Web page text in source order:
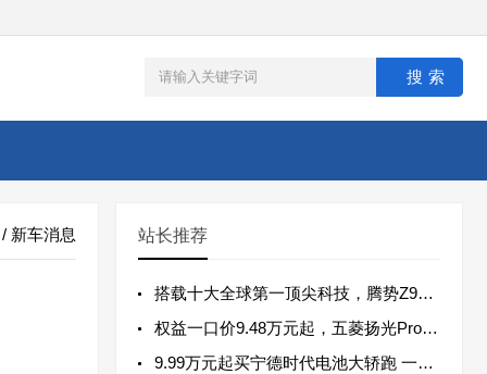
/ 新车消息 站长推荐
搭载十大全球第一顶尖科技，腾势Z9S正式开启预售
权益一口价9.48万元起，五菱扬光Pro正式上市
9.99万元起买宁德时代电池大轿跑 一汽悦意08齐鲁区正式上市